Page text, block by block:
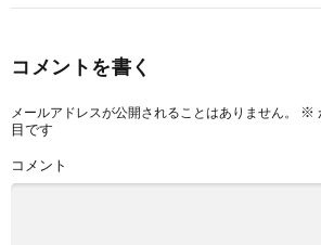
コメントを書く
メールアドレスが公開されることはありません。 ※
目です
コメント